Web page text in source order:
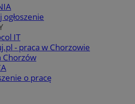
ogłoszenie
IT
- praca w Chorzowie
Chorzów
o pracę